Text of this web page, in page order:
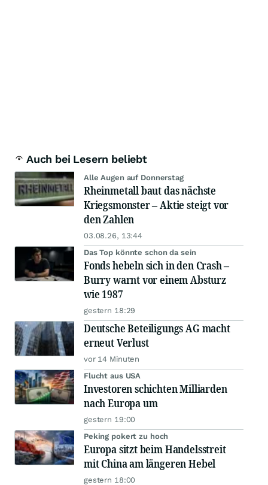
Auch bei Lesern beliebt
Alle Augen auf Donnerstag
Rheinmetall baut das nächste
Kriegsmonster – Aktie steigt vor
den Zahlen
03.08.26, 13:44
Das Top könnte schon da sein
Fonds hebeln sich in den Crash –
Burry warnt vor einem Absturz
wie 1987
gestern 18:29
Deutsche Beteiligungs AG macht
erneut Verlust
vor 14 Minuten
Flucht aus USA
Investoren schichten Milliarden
nach Europa um
gestern 19:00
Peking pokert zu hoch
Europa sitzt beim Handelsstreit
mit China am längeren Hebel
gestern 18:00